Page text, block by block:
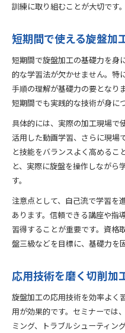
訓練に取り組むことが大切です。
短期間で使える旋盤加
短期間で旋盤加工の基礎力を身
的な学習法が欠かせません。特
手順の理解が基礎力の要となり
短期間でも実践的な技術が身に
具体的には、実際の加工現場で
活用した動画学習、さらに現場
と技能をバランスよく高めるこ
と、実際に旋盤を操作しながら
す。
注意点として、自己流で学習を
あります。信頼できる講座や指
習得することが重要です。資格
盤三級などを目標に、基礎力を
応用技術を磨く切削加
旋盤加工の応用技術を効率よく
用が効果的です。セミナーでは
ミング、トラブルシューティン